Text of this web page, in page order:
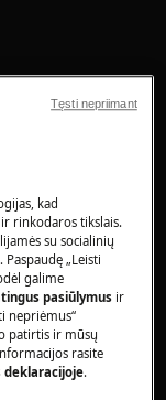
F5
priežiūros
kad
rinkodaros tikslais.
su socialinių
„Leisti
galime
pasiūlymus ir
nepriėmus“
patirtis ir mūsų
rasite
deklaracijoje.
Tęsti nepriimant